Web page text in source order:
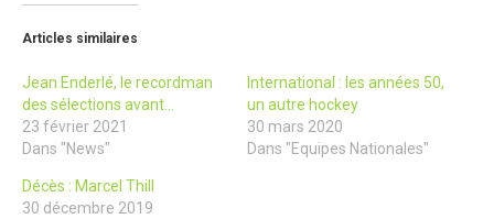
Articles similaires
Jean Enderlé, le recordman
des sélections avant…
23 février 2021
Dans "News"
International : les années 50,
un autre hockey
30 mars 2020
Dans "Equipes Nationales"
Décès : Marcel Thill
30 décembre 2019